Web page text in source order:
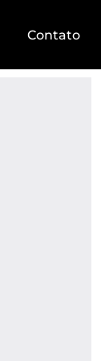
Contato